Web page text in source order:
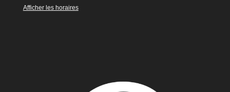
Afficher les horaires